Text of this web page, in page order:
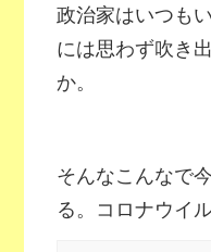
政治家はいつも
には思わず吹き
か。
そんなこんなで
る。コロナウイ